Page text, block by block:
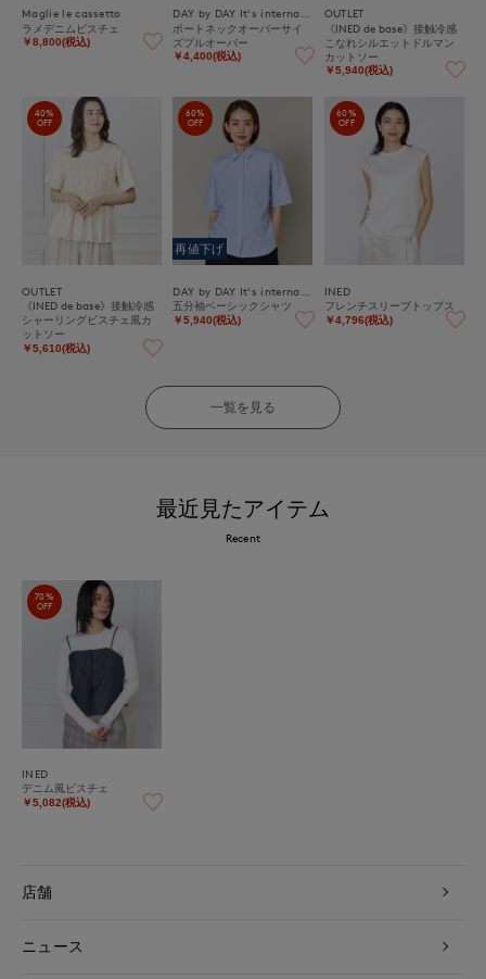
Maglie le cassetto
ラメデニムビスチェ
￥8,800(税込)
ボートネックオーバーサイ
ズプルオーバー
￥4,400(税込)
OUTLET
《INED de base》接触冷感
こなれシルエットドルマン
カットソー
￥5,940(税込)
40%
OFF
OUTLET
《INED de base》接触冷感
シャーリングビスチェ風カ
ットソー
￥5,610(税込)
60%
OFF
再値下げ
五分袖ベーシックシャツ
￥5,940(税込)
60%
OFF
INED
フレンチスリーブトップス
￥4,796(税込)
一覧を見る
最近見たアイテム
Recent
70%
OFF
INED
デニム風ビスチェ
￥5,082(税込)
店舗
ニュース